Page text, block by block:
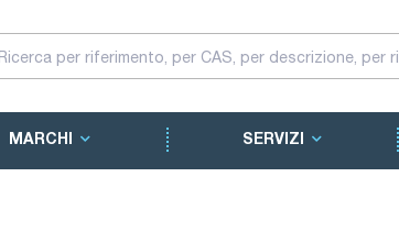
MARCHI SERVIZI